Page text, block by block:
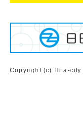
Copyright (c) Hita-city.